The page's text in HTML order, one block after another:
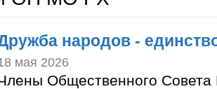
народов -
мая 2026
Общественного Совета